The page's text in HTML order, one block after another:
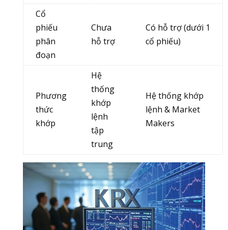
Cổ
phiếu
phân
đoạn
Chưa
hỗ trợ
Có hỗ trợ (dưới 1
cổ phiếu)
Phương
thức
khớp
Hệ
thống
khớp
lệnh
tập
trung
Hệ thống khớp
lệnh & Market
Makers